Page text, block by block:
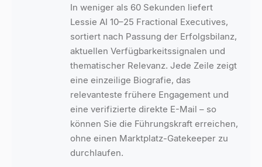
In weniger als 60 Sekunden liefert
Lessie AI 10–25 Fractional Executives,
sortiert nach Passung der Erfolgsbilanz,
aktuellen Verfügbarkeitssignalen und
thematischer Relevanz. Jede Zeile zeigt
eine einzeilige Biografie, das
relevanteste frühere Engagement und
eine verifizierte direkte E-Mail – so
können Sie die Führungskraft erreichen,
ohne einen Marktplatz-Gatekeeper zu
durchlaufen.